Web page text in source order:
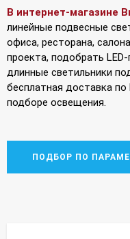
В интернет-магазине
линейные подвесные
офиса, ресторана,
проекта, подобрать
длинные светильники
бесплатная доставка
подборе освещения.
ПОДБОР ПО